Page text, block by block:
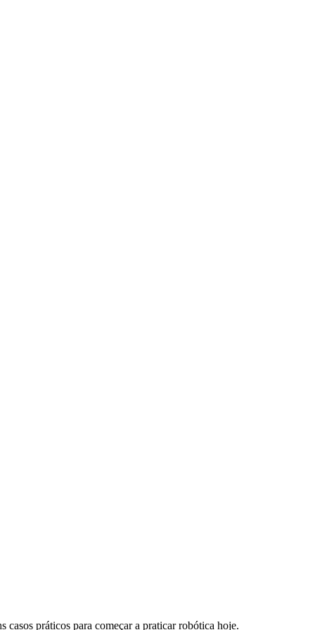
casos práticos para começar a praticar robótica hoje.